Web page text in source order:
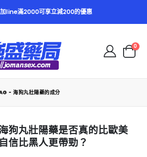
加line滿2000可享立減200的優惠
0
- 海狗丸壯陽藥的成分
狗丸壯陽藥是否真的比歐美
信比黑人更帶勁？